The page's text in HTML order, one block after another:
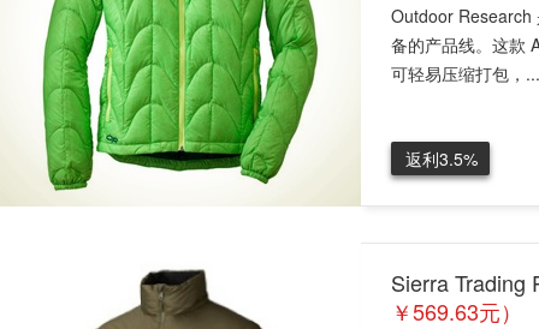
Outdoor Research
备的产品线。这款
可轻易压缩打包，...
返利3.5%
Sierra Trading
￥569.63元）